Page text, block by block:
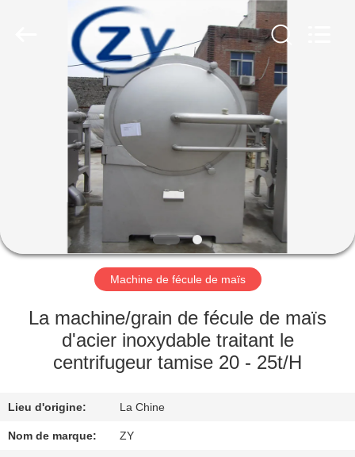
MAISON
PRODUITS
SUJET
DES
USA
VISITE
D'USINE
DE
QUALITÉ
Machine de fécule de maïs
La machine/grain de fécule de maïs
d'acier inoxydable traitant le
centrifugeur tamise 20 - 25t/H
Lieu d'origine: La Chine
Nom de marque: ZY